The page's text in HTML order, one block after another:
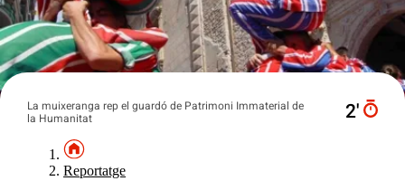
La muixeranga rep el guardó de Patrimoni Immaterial de
la Humanitat
2′
Reportatge